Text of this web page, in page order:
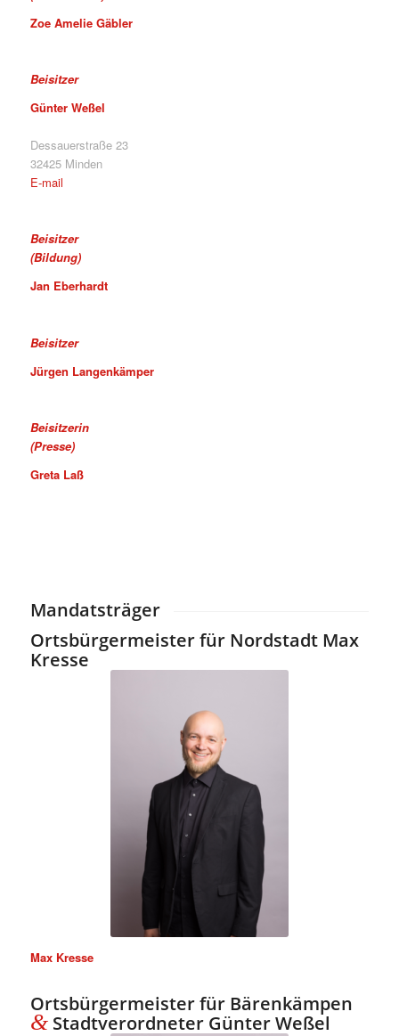
Zoe Amelie Gäbler
Beisitzer
Günter Weßel
Dessauerstraße 23
32425 Minden
E-mail
Beisitzer
(Bildung)
Jan Eberhardt
Beisitzer
Jürgen Langenkämper
Beisitzerin
(Presse)
Greta Laß
Mandatsträger
Ortsbürgermeister für Nordstadt Max
Kresse
Max Kresse
Ortsbürgermeister für Bärenkämpen
&Stadtverordneter Günter Weßel